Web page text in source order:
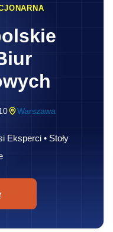
Warszawa
Eksperci • Stoły